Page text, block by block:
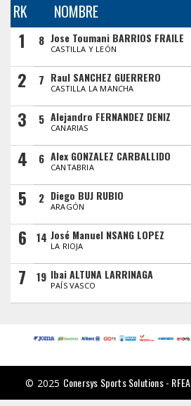
RK NOMBRE
1 8 Jose Toumani BARRIOS FRAILE
CASTILLA Y LEÓN
2 7 Raul SANCHEZ GUERRERO
CASTILLA LA MANCHA
3 5 Alejandro FERNANDEZ DENIZ
CANARIAS
4 6 Alex GONZALEZ CARBALLIDO
CANTABRIA
5 2 Diego BUJ RUBIO
ARAGÓN
6 14 José Manuel NSANG LOPEZ
LA RIOJA
7 19 Ibai ALTUNA LARRINAGA
PAÍS VASCO
© 2025 Conersys Sports Solutions - RFEA